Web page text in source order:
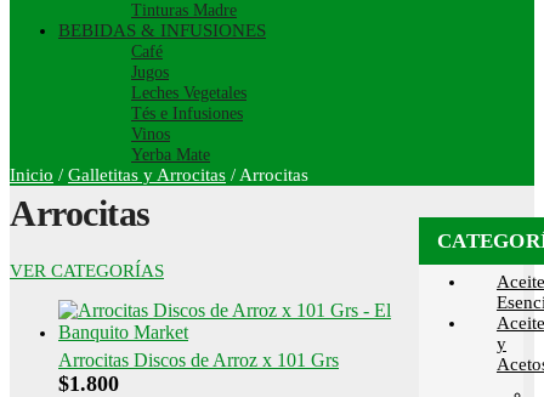
Tinturas Madre
BEBIDAS & INFUSIONES
Café
Jugos
Leches Vegetales
Tés e Infusiones
Vinos
Yerba Mate
Inicio / Galletitas y Arrocitas / Arrocitas
Arrocitas
VER CATEGORÍAS
Arrocitas Discos de Arroz x 101 Grs
$1.800
y